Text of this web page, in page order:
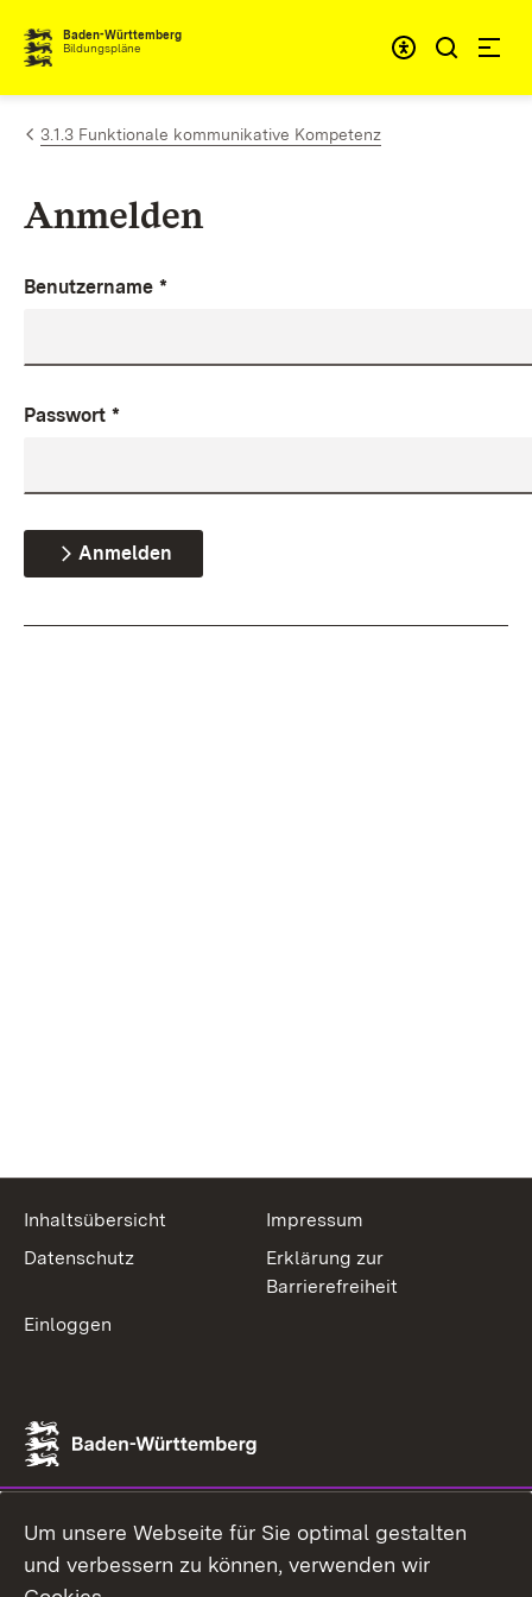
Zum Inhalt springen
Baden-Württemberg
Bildungspläne
3.1.3 Funktionale kommunikative Kompetenz
Anmelden
Benutzername *
Passwort *
Anmelden
Inhaltsübersicht
Impressum
Datenschutz
Erklärung zur
Barrierefreiheit
Einloggen
Um unsere Webseite für Sie optimal gestalten
und verbessern zu können, verwenden wir